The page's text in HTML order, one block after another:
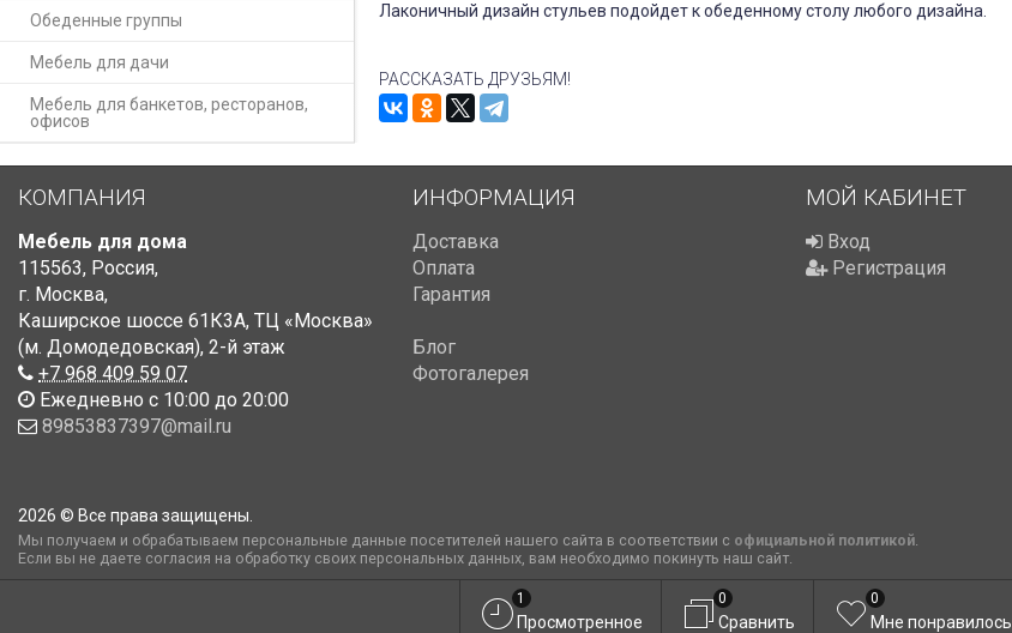
Обеденные группы
Мебель для дачи
Мебель для банкетов, ресторанов,
офисов
Лаконичный дизайн стульев подойдет к обеденному столу любого дизайна.
РАССКАЗАТЬ ДРУЗЬЯМ!
КОМПАНИЯ
Мебель для дома
115563, Россия,
г. Москва,
Каширское шоссе 61К3А, ТЦ «Москва»
(м. Домодедовская), 2-й этаж
+7 968 409 59 07
Ежедневно с 10:00 до 20:00
89853837397@mail.ru
ИНФОРМАЦИЯ
Доставка
Оплата
Гарантия
Блог
Фотогалерея
МОЙ КАБИНЕТ
Вход
Регистрация
2026 © Все права защищены.
Мы получаем и обрабатываем персональные данные посетителей нашего сайта в соответствии с официальной политикой.
Если вы не даете согласия на обработку своих персональных данных, вам необходимо покинуть наш сайт.
Просмотренное
1
Сравнить
0
Мне понравилось
0